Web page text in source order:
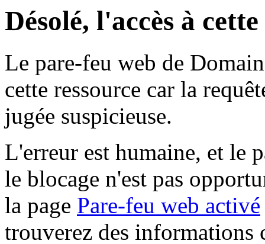
Désolé, l'accès à
Le pare-feu web de
cette ressource car la
jugée suspicieuse.
L'erreur est humaine, et le
le blocage n'est pas
la page Pare-feu web activé
trouverez des informations